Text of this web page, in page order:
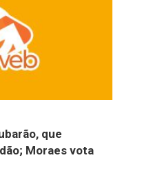
que
Moraes vota